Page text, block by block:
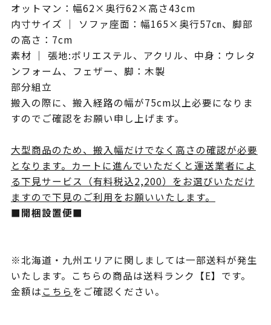
オットマン：幅62×奥行62×高さ43cm
内寸サイズ ｜ ソファ座面：幅165×奥行57㎝、脚部
の高さ：7cm
素材 ｜ 張地:ポリエステル、アクリル、中身：ウレタ
ンフォーム、フェザー、脚：木製
部分組立
搬入の際に、搬入経路の幅が75cm以上必要になりま
すのでご確認をお願い申し上げます。
大型商品のため、搬入幅だけでなく高さの確認が必要
となります。カートに進んでいただくと運送業者によ
る下見サービス（有料税込2,200）をお選びいただけ
ますので下見のご利用をお願いいたします。
■開梱設置便■
※北海道・九州エリアに関しましては一部送料が発生
いたします。こちらの商品は送料ランク【E】です。
金額はこちらをご確認ください。